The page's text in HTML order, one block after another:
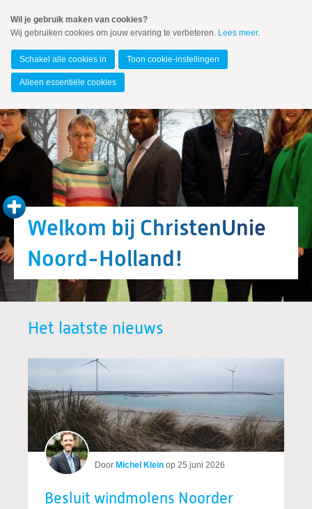
naar
Spring
de
inhoud
Spring
naar
hoofdmenu
Noord-Holland
MENU
Zoeken:
Zoeken
Welkom bij ChristenUnie
Noord-Holland!
Het laatste nieuws
Door Michel Klein op 25 juni 2026
Besluit windmolens Noorder
Wil je gebruik maken van cookies?
Wij gebruiken cookies om jouw ervaring te verbeteren. Lees meer.
Schakel alle cookies in Toon cookie-instellingen
Alleen essentiële cookies